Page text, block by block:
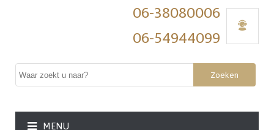
06-38080006
06-54944099
Zoeken
MENU